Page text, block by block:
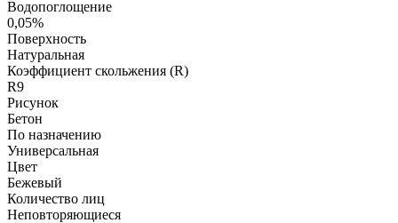
Водопоглощение
0,05%
Поверхность
Натуральная
Коэффициент скольжения (R)
R9
Рисунок
Бетон
По назначению
Универсальная
Цвет
Бежевый
Количество лиц
Неповторяющиеся